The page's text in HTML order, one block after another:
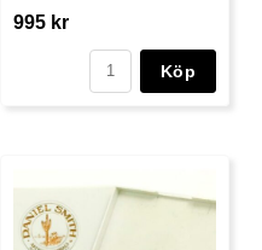
995 kr
Köp